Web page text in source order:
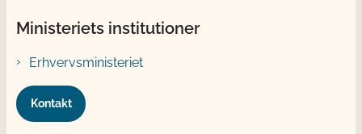
Ministeriets institutioner
Erhvervsministeriet
Kontakt